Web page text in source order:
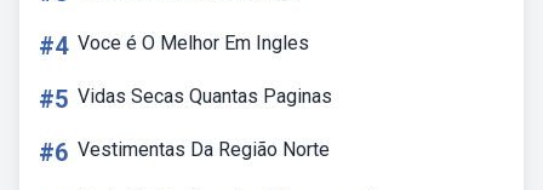
#4 Voce é O Melhor Em Ingles
#5 Vidas Secas Quantas Paginas
#6 Vestimentas Da Região Norte